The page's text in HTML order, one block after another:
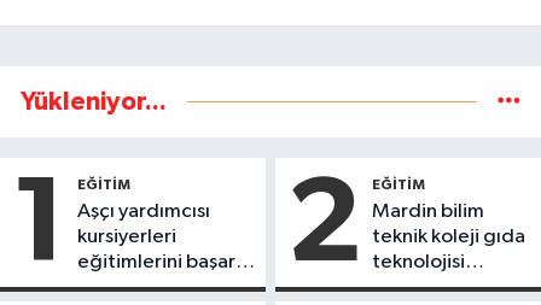
Yükleniyor...
1 EĞİTİM
Aşçı yardımcısı
kursiyerleri
eğitimlerini başarı
ile tamamladı
2 EĞİTİM
Mardin bilim
teknik koleji gıda
teknolojisi
öğrencileri